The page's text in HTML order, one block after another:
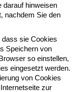
darauf hinweisen
nachdem Sie den
sie Cookies
Speichern von
so einstellen,
eingesetzt werden.
von Cookies
zur